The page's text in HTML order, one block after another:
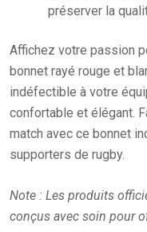
préserver la
Affichez votre passion
bonnet rayé rouge et
indéfectible à votre
confortable et élégant.
match avec ce bonnet
supporters de rugby.
Note : Les produits
conçus avec soin pour